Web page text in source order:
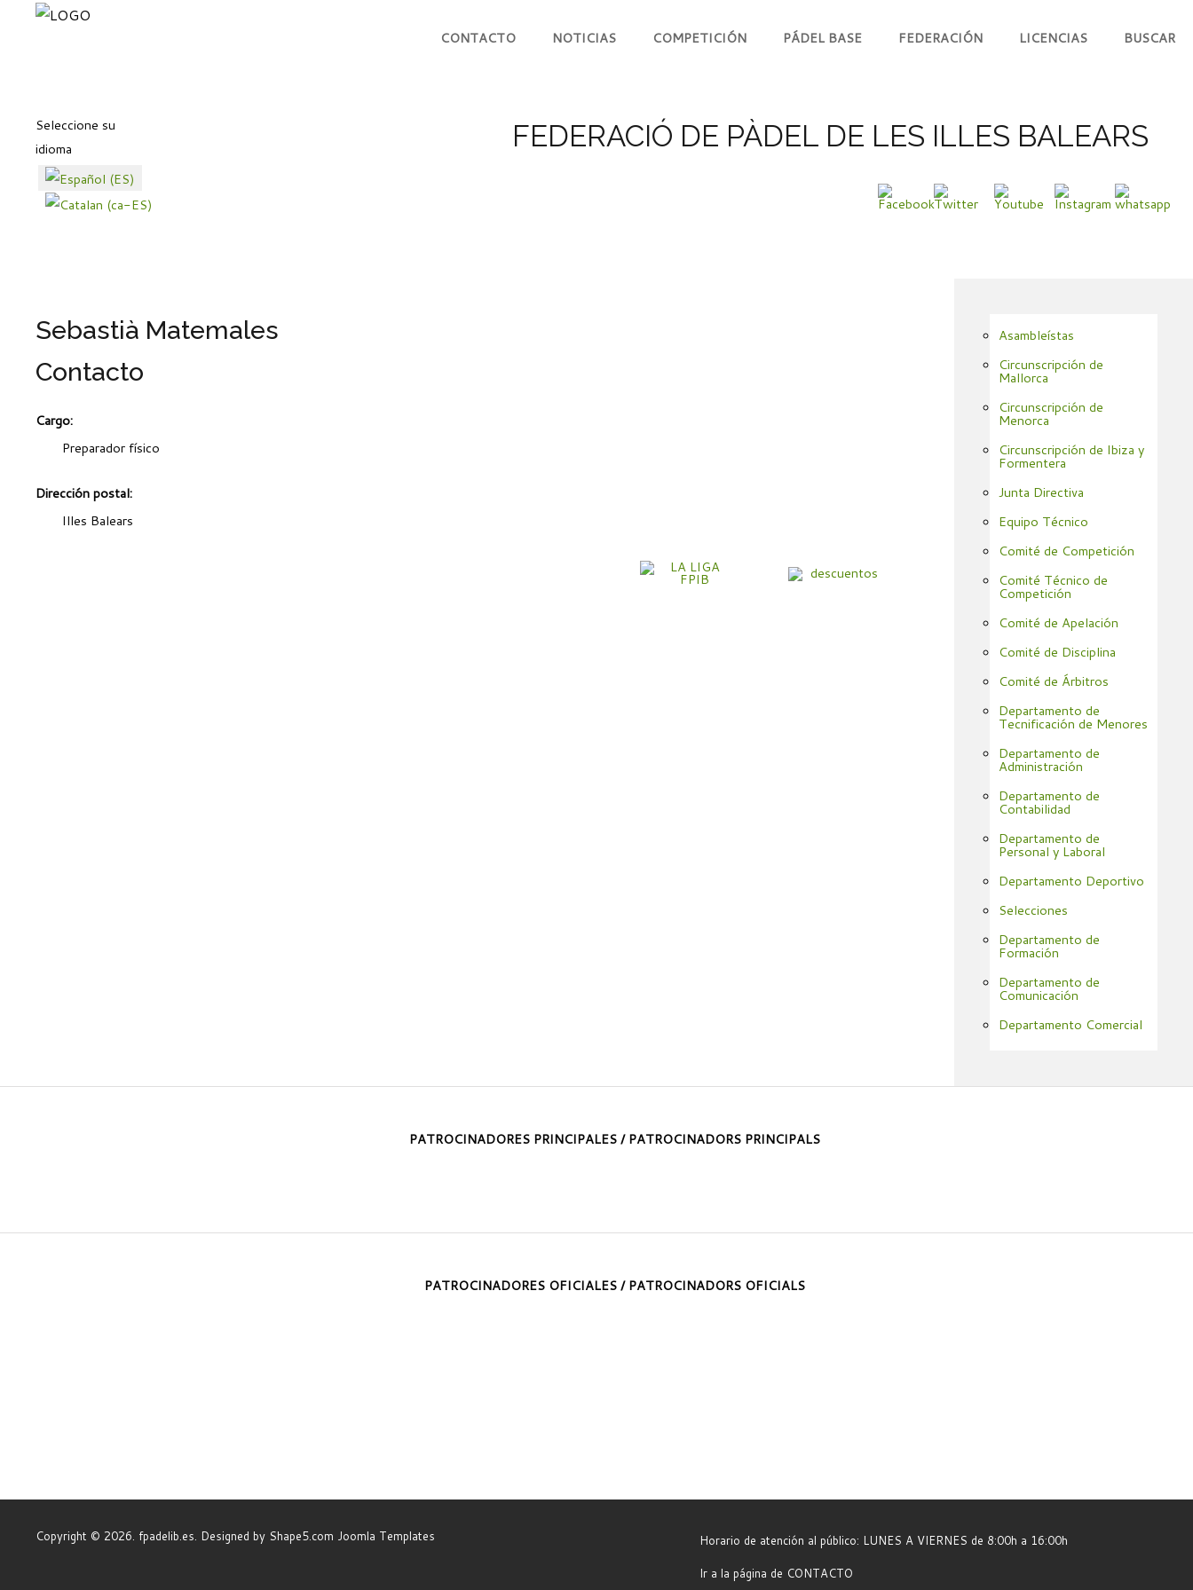
CONTACTO NOTICIAS COMPETICIÓN PÁDEL BASE FEDERACIÓN LICENCIAS BUSCAR
Seleccione su
idioma
FEDERACIÓ DE PÀDEL DE LES ILLES BALEARS
Sebastià Matemales
Contacto
Cargo:
Preparador físico
Dirección postal:
Illes Balears
Asambleístas
Circunscripción de
Mallorca
Circunscripción de
Menorca
Circunscripción de Ibiza y
Formentera
Junta Directiva
Equipo Técnico
Comité de Competición
Comité Técnico de
Competición
Comité de Apelación
Comité de Disciplina
Comité de Árbitros
Departamento de
Tecnificación de Menores
Departamento de
Administración
Departamento de
Contabilidad
Departamento de
Personal y Laboral
Departamento Deportivo
Selecciones
Departamento de
Formación
Departamento de
Comunicación
Departamento Comercial
PATROCINADORES PRINCIPALES / PATROCINADORS PRINCIPALS
PATROCINADORES OFICIALES / PATROCINADORS OFICIALS
Copyright © 2026. fpadelib.es. Designed by Shape5.com Joomla Templates Horario de atención al público: LUNES A VIERNES de 8:00h a 16:00h
Ir a la página de CONTACTO